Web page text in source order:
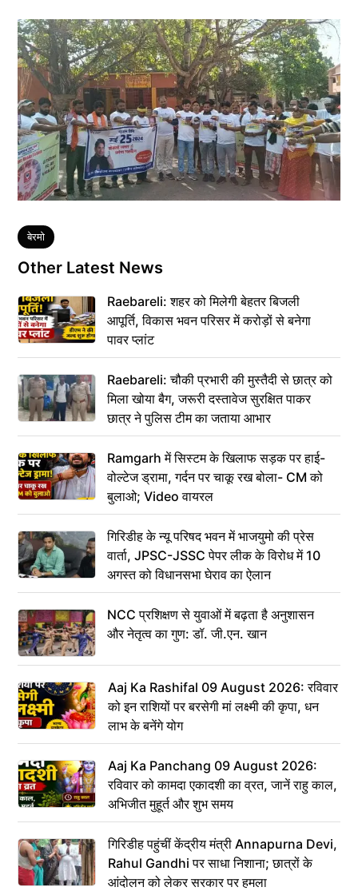
Tags
बेरमो
Other Latest News
Raebareli: शहर को मिलेगी बेहतर बिजली
आपूर्ति, विकास भवन परिसर में करोड़ों से बनेगा
पावर प्लांट
Raebareli: चौकी प्रभारी की मुस्तैदी से छात्र को
मिला खोया बैग, जरूरी दस्तावेज सुरक्षित पाकर
छात्र ने पुलिस टीम का जताया आभार
Ramgarh में सिस्टम के खिलाफ सड़क पर हाई-
वोल्टेज ड्रामा, गर्दन पर चाकू रख बोला- CM को
बुलाओ; Video वायरल
गिरिडीह के न्यू परिषद भवन में भाजयुमो की प्रेस
वार्ता, JPSC-JSSC पेपर लीक के विरोध में 10
अगस्त को विधानसभा घेराव का ऐलान
NCC प्रशिक्षण से युवाओं में बढ़ता है अनुशासन
और नेतृत्व का गुण: डॉ. जी.एन. खान
Aaj Ka Rashifal 09 August 2026: रविवार
को इन राशियों पर बरसेगी मां लक्ष्मी की कृपा, धन
लाभ के बनेंगे योग
Aaj Ka Panchang 09 August 2026:
रविवार को कामदा एकादशी का व्रत, जानें राहु काल,
अभिजीत मुहूर्त और शुभ समय
गिरिडीह पहुंचीं केंद्रीय मंत्री Annapurna Devi,
Rahul Gandhi पर साधा निशाना; छात्रों के
आंदोलन को लेकर सरकार पर हमला